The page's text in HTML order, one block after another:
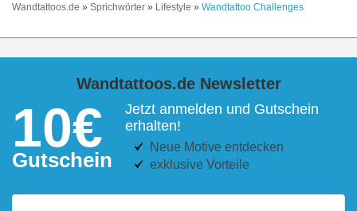
Wandtattoos.de » Sprichwörter » Lifestyle » Wandtattoo Challenges
Wandtattoos.de Newsletter
10€
Gutschein
Jetzt anmelden und Gutschein
erhalten!
Neue Motive entdecken
exklusive Vorteile